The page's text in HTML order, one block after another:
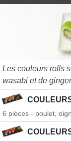
Les couleurs rolls
wasabi et de
6 pièces - poulet,